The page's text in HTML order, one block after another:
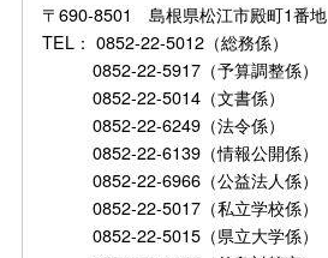
〒690-8501 島根県松江市殿町1番地
TEL： 0852-22-5012（総務係）
0852-22-5917（予算調整係）
0852-22-5014（文書係）
0852-22-6249（法令係）
0852-22-6139（情報公開係）
0852-22-6966（公益法人係）
0852-22-5017（私立学校係）
0852-22-5015（県立大学係）